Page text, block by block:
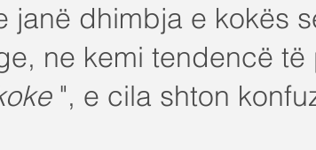
janë dhimbja e kokës
ne kemi tendencë të
", e cila shton